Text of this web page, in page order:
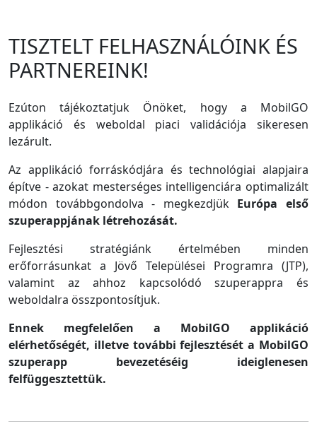
TISZTELT FELHASZNÁLÓINK ÉS
PARTNEREINK!
Ezúton tájékoztatjuk Önöket, hogy a MobilGO
applikáció és weboldal piaci validációja sikeresen
lezárult.
Az applikáció forráskódjára és technológiai alapjaira
építve - azokat mesterséges intelligenciára optimalizált
módon továbbgondolva - megkezdjük Európa első
szuperappjának létrehozását.
Fejlesztési stratégiánk értelmében minden
erőforrásunkat a Jövő Települései Programra (JTP),
valamint az ahhoz kapcsolódó szuperappra és
weboldalra összpontosítjuk.
Ennek megfelelően a MobilGO applikáció
elérhetőségét, illetve további fejlesztését a MobilGO
szuperapp bevezetéséig ideiglenesen
felfüggesztettük.